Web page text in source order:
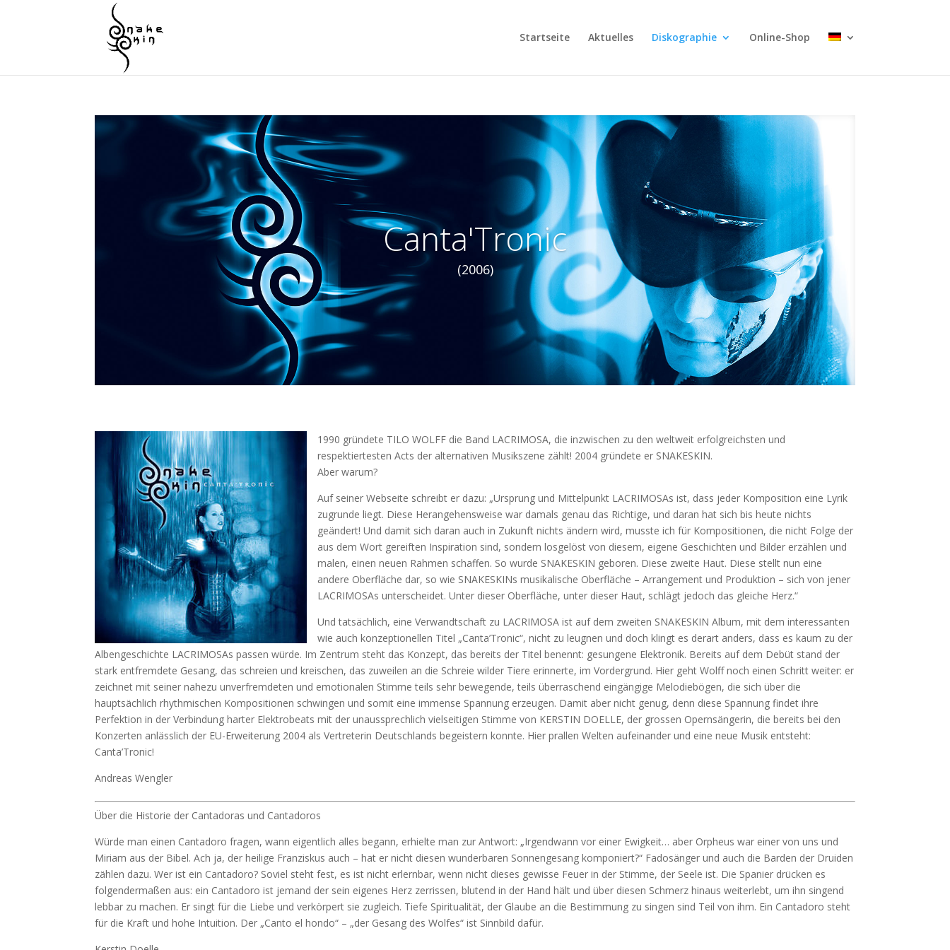
Startseite Aktuelles Diskographie Online-Shop
Canta'Tronic
(2006)
1990 gründete TILO WOLFF die Band LACRIMOSA, die inzwischen zu den weltweit erfolgreichsten und
respektiertesten Acts der alternativen Musikszene zählt! 2004 gründete er SNAKESKIN.
Aber warum?
Auf seiner Webseite schreibt er dazu: „Ursprung und Mittelpunkt LACRIMOSAs ist, dass jeder Komposition eine Lyrik
zugrunde liegt. Diese Herangehensweise war damals genau das Richtige, und daran hat sich bis heute nichts
geändert! Und damit sich daran auch in Zukunft nichts ändern wird, musste ich für Kompositionen, die nicht Folge der
aus dem Wort gereiften Inspiration sind, sondern losgelöst von diesem, eigene Geschichten und Bilder erzählen und
malen, einen neuen Rahmen schaffen. So wurde SNAKESKIN geboren. Diese zweite Haut. Diese stellt nun eine
andere Oberfläche dar, so wie SNAKESKINs musikalische Oberfläche – Arrangement und Produktion – sich von jener
LACRIMOSAs unterscheidet. Unter dieser Oberfläche, unter dieser Haut, schlägt jedoch das gleiche Herz.“
Und tatsächlich, eine Verwandtschaft zu LACRIMOSA ist auf dem zweiten SNAKESKIN Album, mit dem interessanten
wie auch konzeptionellen Titel „Canta’Tronic“, nicht zu leugnen und doch klingt es derart anders, dass es kaum zu der
Albengeschichte LACRIMOSAs passen würde. Im Zentrum steht das Konzept, das bereits der Titel benennt: gesungene Elektronik. Bereits auf dem Debüt stand der
stark entfremdete Gesang, das schreien und kreischen, das zuweilen an die Schreie wilder Tiere erinnerte, im Vordergrund. Hier geht Wolff noch einen Schritt weiter: er
zeichnet mit seiner nahezu unverfremdeten und emotionalen Stimme teils sehr bewegende, teils überraschend eingängige Melodiebögen, die sich über die
hauptsächlich rhythmischen Kompositionen schwingen und somit eine immense Spannung erzeugen. Damit aber nicht genug, denn diese Spannung findet ihre
Perfektion in der Verbindung harter Elektrobeats mit der unaussprechlich vielseitigen Stimme von KERSTIN DOELLE, der grossen Opernsängerin, die bereits bei den
Konzerten anlässlich der EU-Erweiterung 2004 als Vertreterin Deutschlands begeistern konnte. Hier prallen Welten aufeinander und eine neue Musik entsteht:
Canta’Tronic!
Andreas Wengler
Über die Historie der Cantadoras und Cantadoros
Würde man einen Cantadoro fragen, wann eigentlich alles begann, erhielte man zur Antwort: „Irgendwann vor einer Ewigkeit… aber Orpheus war einer von uns und
Miriam aus der Bibel. Ach ja, der heilige Franziskus auch – hat er nicht diesen wunderbaren Sonnengesang komponiert?“ Fadosänger und auch die Barden der Druiden
zählen dazu. Wer ist ein Cantadoro? Soviel steht fest, es ist nicht erlernbar, wenn nicht dieses gewisse Feuer in der Stimme, der Seele ist. Die Spanier drücken es
folgendermaßen aus: ein Cantadoro ist jemand der sein eigenes Herz zerrissen, blutend in der Hand hält und über diesen Schmerz hinaus weiterlebt, um ihn singend
lebbar zu machen. Er singt für die Liebe und verkörpert sie zugleich. Tiefe Spiritualität, der Glaube an die Bestimmung zu singen sind Teil von ihm. Ein Cantadoro steht
für die Kraft und hohe Intuition. Der „Canto el hondo“ – „der Gesang des Wolfes“ ist Sinnbild dafür.